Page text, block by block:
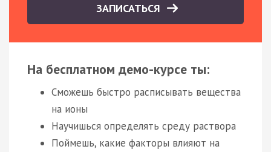
ЗАПИСАТЬСЯ
На бесплатном демо-курсе ты:
Сможешь быстро расписывать вещества
на ионы
Научишься определять среду раствора
Поймешь, какие факторы влияют на